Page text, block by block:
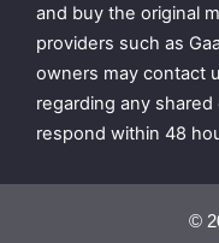
La LaLa Laaa La
La LaLa Laaa La
La LaLa Laaa La
Ey Kichu Kichu
and buy the original
providers such as
owners may contact
regarding any
respond within 48
©